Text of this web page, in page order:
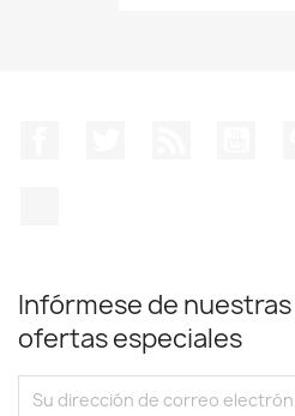
Infórmese de
ofertas especiales